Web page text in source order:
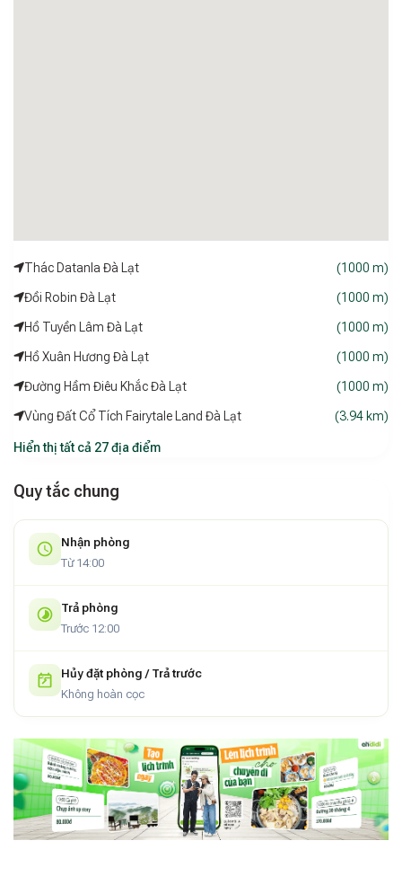
Thác Datanla Đà Lạt (1000 m)
Đồi Robin Đà Lạt (1000 m)
Hồ Tuyền Lâm Đà Lạt (1000 m)
Hồ Xuân Hương Đà Lạt (1000 m)
Đường Hầm Điêu Khắc Đà Lạt (1000 m)
Vùng Đất Cổ Tích Fairytale Land Đà Lạt (3.94 km)
Hiển thị tất cả 27 địa điểm
Quy tắc chung
Nhận phòng
Từ 14:00
Trả phòng
Trước 12:00
Hủy đặt phòng / Trả trước
Không hoàn cọc